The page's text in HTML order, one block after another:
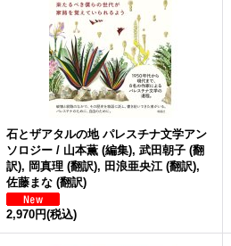
石とザアタルの地 パレスチナ文学アン
ソロジー / 山本薫 (編集), 武田朝子 (翻
訳), 岡真理 (翻訳), 田浪亜央江 (翻訳),
佐藤まな (翻訳)
2,970円(税込)